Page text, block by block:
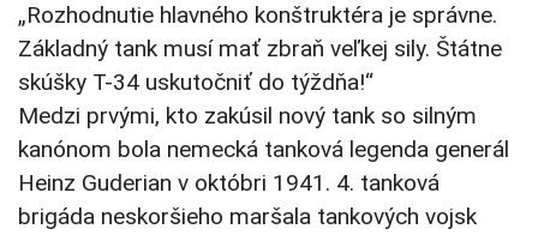
„Rozhodnutie hlavného konštruktéra je správne.
Základný tank musí mať zbraň veľkej sily. Štátne
skúšky T-34 uskutočniť do týždňa!“
Medzi prvými, kto zakúsil nový tank so silným
kanónom bola nemecká tanková legenda generál
Heinz Guderian v októbri 1941. 4. tanková
brigáda neskoršieho maršala tankových vojsk